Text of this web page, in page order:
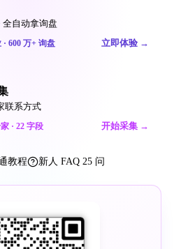
全自动拿询盘
· 600 万+ 询盘 立即体验 →
联系方式
· 22 字段 开始采集 →
教程 新人 FAQ 25 问